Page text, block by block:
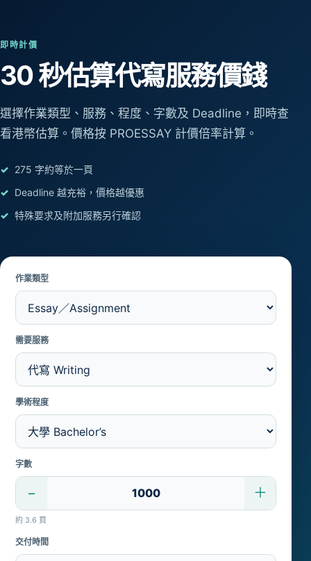
即時計價
30 秒估算代寫服務價錢
選擇作業類型、服務、程度、字數及 Deadline，即時查
看港幣估算。價格按 PROESSAY 計價倍率計算。
275 字約等於一頁
Deadline 越充裕，價格越優惠
特殊要求及附加服務另行確認
作業類型
需要服務
學術程度
字數
− ＋
約 3.6 頁
交付時間